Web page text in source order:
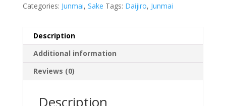
Categories: Junmai, Sake Tags: Daijiro, Junmai
Description
Additional information
Reviews (0)
Description